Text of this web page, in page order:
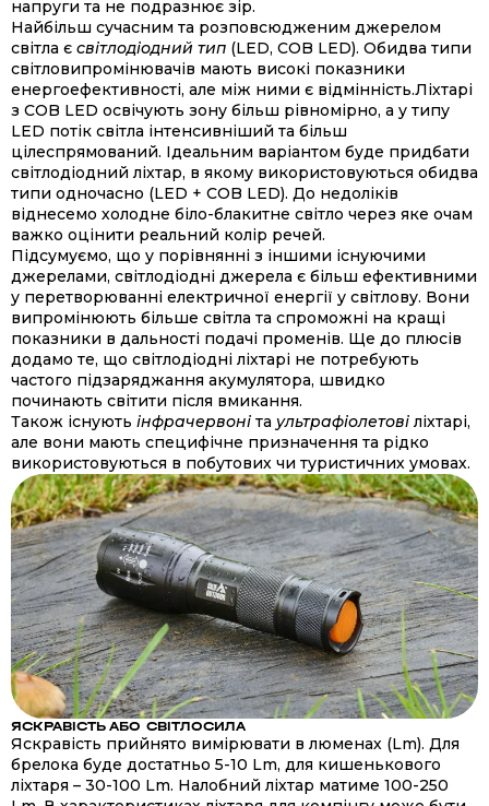
напруги та не подразнює зір.
Найбільш сучасним та розповсюдженим джерелом
світла є світлодіодний тип (LED, COB LED). Обидва типи
світловипромінювачів мають високі показники
енергоефективності, але між ними є відмінність.Ліхтарі
з COB LED освічують зону більш рівномірно, а у типу
LED потік світла інтенсивніший та більш
цілеспрямований. Ідеальним варіантом буде придбати
світлодіодний ліхтар, в якому використовуються обидва
типи одночасно (LED + COB LED). До недоліків
віднесемо холодне біло-блакитне світло через яке очам
важко оцінити реальний колір речей.
Підсумуємо, що у порівнянні з іншими існуючими
джерелами, світлодіодні джерела є більш ефективними
у перетворюванні електричної енергії у світлову. Вони
випромінюють більше світла та спроможні на кращі
показники в дальності подачі променів. Ще до плюсів
додамо те, що світлодіодні ліхтарі не потребують
частого підзаряджання акумулятора, швидко
починають світити після вмикання.
Також існують інфрачервоні та ультрафіолетові ліхтарі,
але вони мають специфічне призначення та рідко
використовуються в побутових чи туристичних умовах.
ЯСКРАВІСТЬ АБО СВІТЛОСИЛА
Яскравість прийнято вимірювати в люменах (Lm). Для
брелока буде достатньо 5-10 Lm, для кишенькового
ліхтаря – 30-100 Lm. Налобний ліхтар матиме 100-250